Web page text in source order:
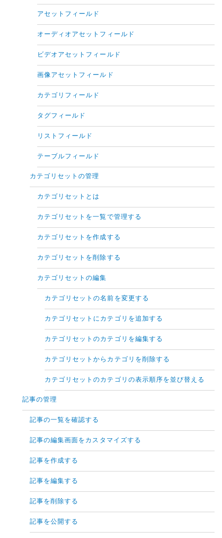
アセットフィールド
オーディオアセットフィールド
ビデオアセットフィールド
画像アセットフィールド
カテゴリフィールド
タグフィールド
リストフィールド
テーブルフィールド
カテゴリセットの管理
カテゴリセットとは
カテゴリセットを一覧で管理する
カテゴリセットを作成する
カテゴリセットを削除する
カテゴリセットの編集
カテゴリセットの名前を変更する
カテゴリセットにカテゴリを追加する
カテゴリセットのカテゴリを編集する
カテゴリセットからカテゴリを削除する
カテゴリセットのカテゴリの表示順序を並び替える
記事の管理
記事の一覧を確認する
記事の編集画面をカスタマイズする
記事を作成する
記事を編集する
記事を削除する
記事を公開する